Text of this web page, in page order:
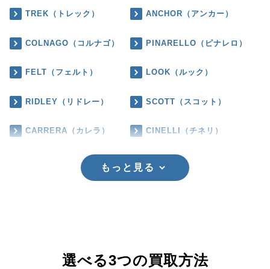
TREK（トレック） ANCHOR（アンカー）
COLNAGO（コルナゴ） PINARELLO（ピナレロ）
FELT（フェルト） LOOK（ルック）
RIDLEY（リドレー） SCOTT（スコット）
CARRERA（カレラ） CINELLI（チネリ）
もっと見る
選べる3つの買取方法